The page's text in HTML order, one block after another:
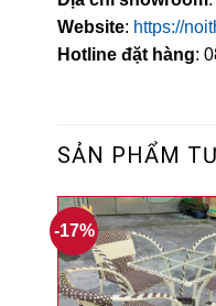
Website: https://
Hotline đặt hàng:
SẢN PHẨM
-17%